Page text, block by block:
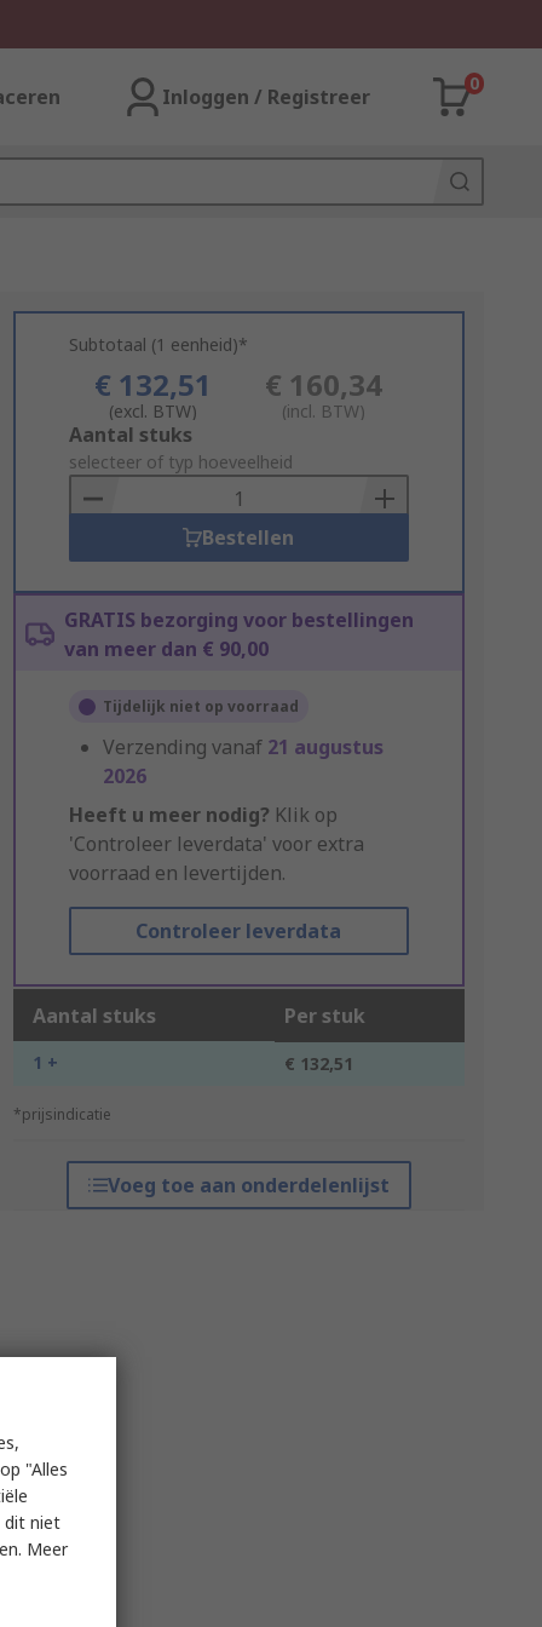
Inloggen / Registreer
0
Subtotaal (1 eenheid)*
€ 132,51
(excl. BTW)
€ 160,34
(incl. BTW)
Add
to
Basket
Aantal stuks
selecteer of typ hoeveelheid
Bestellen
GRATIS bezorging voor bestellingen
van meer dan € 90,00
Tijdelijk niet op voorraad
Verzending vanaf 21 augustus
2026
Heeft u meer nodig? Klik op
'Controleer leverdata' voor extra
voorraad en levertijden.
Controleer leverdata
Aantal stuks Per stuk
1 + € 132,51
*prijsindicatie
Voeg toe aan onderdelenlijst
"Alles
dit niet
Meer